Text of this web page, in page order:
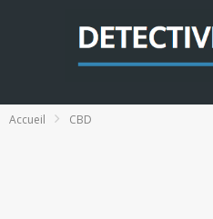
Accueil CBD